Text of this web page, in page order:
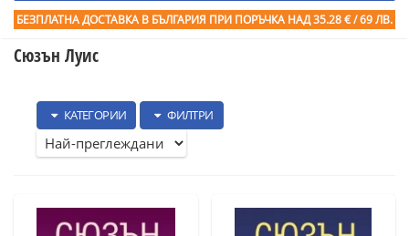
БЕЗПЛАТНА ДОСТАВКА В БЪЛГАРИЯ ПРИ ПОРЪЧКА НАД 35.28 € / 69 ЛВ.
Сюзън Луис
КАТЕГОРИИ ФИЛТРИ